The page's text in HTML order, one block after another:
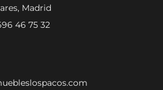
Madrid
46 75 32